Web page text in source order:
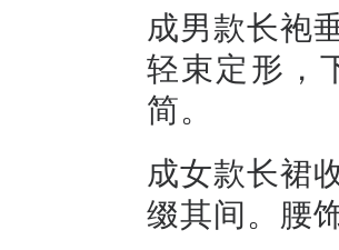
成男款长袍
轻束定形，
简。
成女款长裙
缀其间。腰